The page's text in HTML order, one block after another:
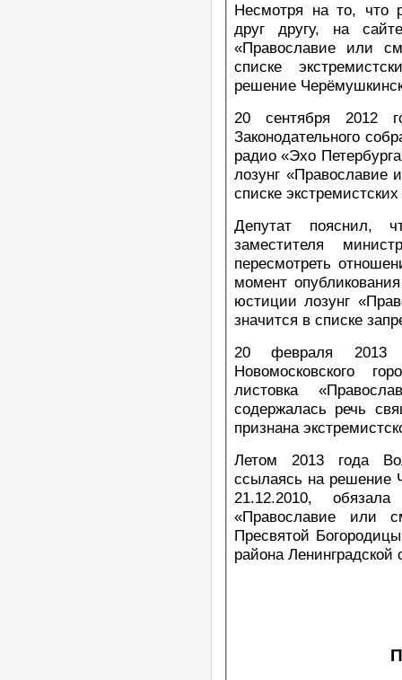
Несмотря на то, что
друг другу, на
«Православие или
списке
решение
20 сентября 2012
Законодательного
радио «Эхо
лозунг «Православие
списке
Депутат пояснил,
заместителя
пересмотреть
момент
юстиции лозунг
значится в списке
20 февраля 2013
Новомосковского
листовка
содержалась речь
признана
Летом 2013 года
ссылаясь на решение
21.12.2010,
«Православие или
Пресвятой
района Ленинградской